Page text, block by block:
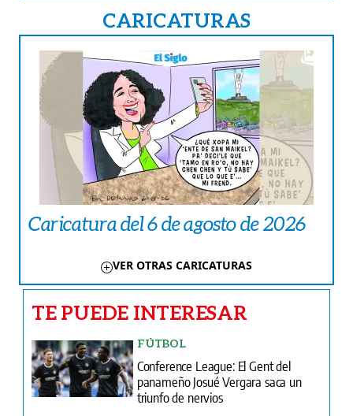
CARICATURAS
Caricatura del 6 de agosto de 2026
VER OTRAS CARICATURAS
TE PUEDE INTERESAR
FÚTBOL
Conference League: El Gent del
panameño Josué Vergara saca un
triunfo de nervios